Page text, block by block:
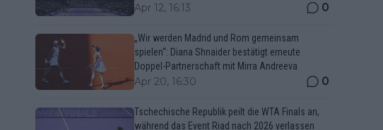
Apr 12, 16:13 0
„Wir werden Madrid und Rom gemeinsam
spielen“: Diana Shnaider bestätigt erneute
Doppel-Partnerschaft mit Mirra Andreeva
Apr 20, 16:30 0
Tschechische Republik peilt die WTA Finals an,
während das Event Riad nach 2026 verlassen